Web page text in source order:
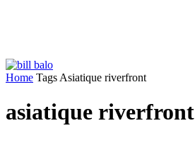
Home Tags Asiatique riverfront
asiatique riverfront